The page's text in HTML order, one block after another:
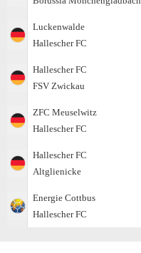
Luckenwalde
Hallescher FC
Hallescher FC
FSV Zwickau
ZFC Meuselwitz
Hallescher FC
Hallescher FC
Altglienicke
Energie Cottbus
Hallescher FC